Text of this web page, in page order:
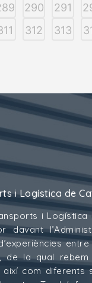
290 291
312 313
i Logística de
i Logística
davant
de la qual rebem
així com